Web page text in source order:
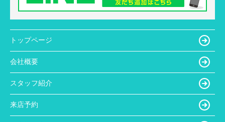
トップページ
会社概要
スタッフ紹介
来店予約